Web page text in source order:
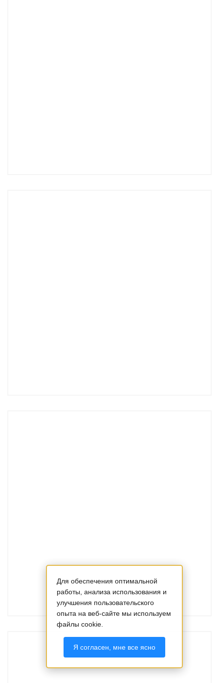
Для обеспечения оптимальной
работы, анализа использования и
улучшения пользовательского
опыта на веб-сайте мы используем
файлы cookie.
Я согласен, мне все ясно